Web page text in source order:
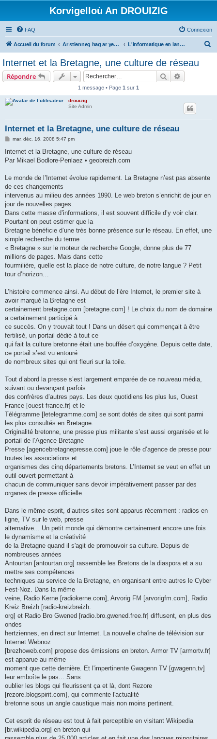
Korvigelloù An DROUIZIG
FAQ Connexion
Accueil du forum Ar stlenneg hag ar yezhoù bihan er bed a-bezh L'informatique en langues régionales et minoritaires
Internet et la Bretagne, une culture de réseau
Répondre Rechercher
1 message • Page 1 sur 1
drouizig
Site Admin
Internet et la Bretagne, une culture de réseau
M
s
a
mar. déc. 16, 2008 5:47 pm
Internet et la Bretagne, une culture de réseau
Par Mikael Bodlore-Penlaez • geobreizh.com
Le monde de l’Internet évolue rapidement. La Bretagne n’est pas absente
de ces changements
intervenus au milieu des années 1990. Le web breton s’enrichit de jour en
jour de nouvelles pages.
Dans cette masse d’informations, il est souvent difficile d’y voir clair.
Pourtant on peut estimer que la
Bretagne bénéficie d’une très bonne présence sur le réseau. En effet, une
simple recherche du terme
« Bretagne » sur le moteur de recherche Google, donne plus de 77
millions de pages. Mais dans cette
fourmilière, quelle est la place de notre culture, de notre langue ? Petit
tour d’horizon…
L’histoire commence ainsi. Au début de l’ère Internet, le premier site à
avoir marqué la Bretagne est
certainement bretagne.com [bretagne.com] ! Le choix du nom de domaine
a certainement participé à
ce succès. On y trouvait tout ! Dans un désert qui commençait à être
fertilisé, un portail dédié à tout ce
qui fait la culture bretonne était une bouffée d’oxygène. Depuis cette date,
ce portail s’est vu entouré
de nombreux sites qui ont fleuri sur la toile.
Tout d’abord la presse s’est largement emparée de ce nouveau média,
suivant ou devançant parfois
des confrères d’autres pays. Les deux quotidiens les plus lus, Ouest
France [ouest-france.fr] et le
Télégramme [letelegramme.com] se sont dotés de sites qui sont parmi
les plus consultés en Bretagne.
Originalité bretonne, une presse plus militante s’est aussi organisée et le
portail de l’Agence Bretagne
Presse [agencebretagnepresse.com] joue le rôle d’agence de presse pour
toutes les associations et
organismes des cinq départements bretons. L’Internet se veut en effet un
outil ouvert permettant à
chacun de communiquer sans devoir impérativement passer par des
organes de presse officielle.
Dans le même esprit, d’autres sites sont apparus récemment : radios en
ligne, TV sur le web, presse
alternative... Un petit monde qui démontre certainement encore une fois
le dynamisme et la créativité
de la Bretagne quand il s'agit de promouvoir sa culture. Depuis de
nombreuses années
Antourtan [antourtan.org] rassemble les Bretons de la diaspora et a su
mettre ses compétences
techniques au service de la Bretagne, en organisant entre autres le Cyber
Fest-Noz. Dans la même
veine, Radio Kerne [radiokerne.com], Arvorig FM [arvorigfm.com], Radio
Kreiz Breizh [radio-kreizbreizh.
org] et Radio Bro Gwened [radio.bro.gwened.free.fr] diffusent, en plus des
ondes
hertziennes, en direct sur Internet. La nouvelle chaîne de télévision sur
Internet Webnoz
[brezhoweb.com] propose des émissions en breton. Armor TV [armortv.fr]
est apparue au même
moment que cette dernière. Et l'impertinente Gwagenn TV [gwagenn.tv]
leur emboîte le pas... Sans
oublier les blogs qui fleurissent ça et là, dont Rezore
[rezore.blogspirit.com], qui commente l'actualité
bretonne sous un angle caustique mais non moins pertinent.
Cet esprit de réseau est tout à fait perceptible en visitant Wikipedia
[br.wikipedia.org] en breton qui